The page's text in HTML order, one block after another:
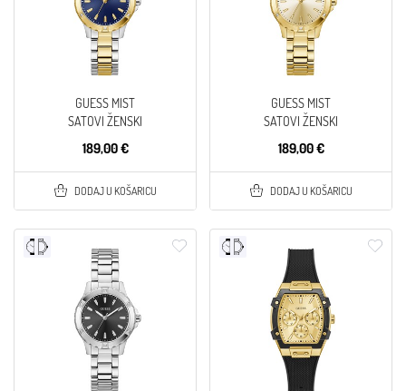
GUESS MIST
SATOVI ŽENSKI
189,00 €
DODAJ U KOŠARICU
GUESS MIST
SATOVI ŽENSKI
189,00 €
DODAJ U KOŠARICU